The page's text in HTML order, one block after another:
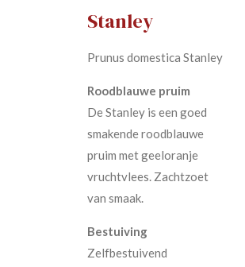
Stanley
Prunus domestica Stanley
Roodblauwe pruim
De Stanley is een goed
smakende roodblauwe
pruim met geeloranje
vruchtvlees. Zachtzoet
van smaak.
Bestuiving
Zelfbestuivend